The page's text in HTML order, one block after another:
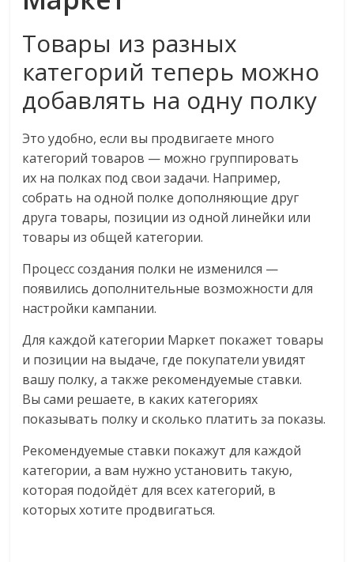
Товары из разных
категорий теперь можно
добавлять на одну полку
Это удобно, если вы продвигаете много
категорий товаров — можно группировать
их на полках под свои задачи. Например,
собрать на одной полке дополняющие друг
друга товары, позиции из одной линейки или
товары из общей категории.
Процесс создания полки не изменился —
появились дополнительные возможности для
настройки кампании.
Для каждой категории Маркет покажет товары
и позиции на выдаче, где покупатели увидят
вашу полку, а также рекомендуемые ставки.
Вы сами решаете, в каких категориях
показывать полку и сколько платить за показы.
Рекомендуемые ставки покажут для каждой
категории, а вам нужно установить такую,
которая подойдёт для всех категорий, в
которых хотите продвигаться.